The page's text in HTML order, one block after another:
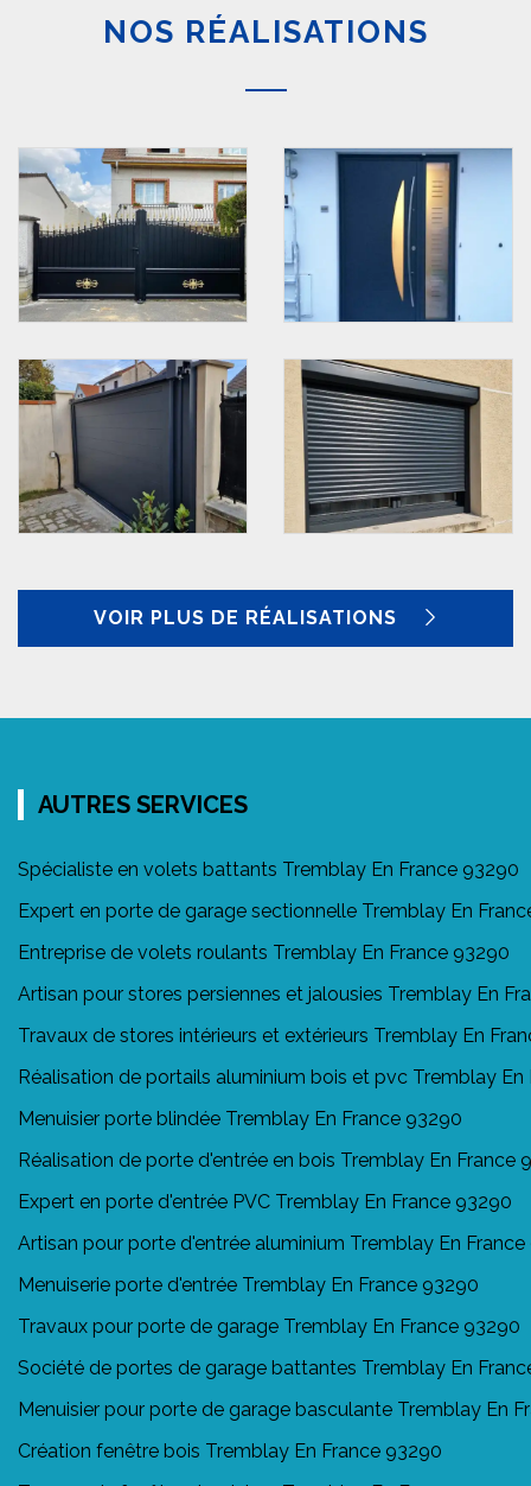
NOS RÉALISATIONS
VOIR PLUS DE RÉALISATIONS
AUTRES SERVICES
Spécialiste en volets battants Tremblay En France 93290
Expert en porte de garage sectionnelle Tremblay En
Entreprise de volets roulants Tremblay En France 93290
Artisan pour stores persiennes et jalousies Tremblay En
Travaux de stores intérieurs et extérieurs Tremblay En
Réalisation de portails aluminium bois et pvc Tremblay En
Menuisier porte blindée Tremblay En France 93290
Réalisation de porte d'entrée en bois Tremblay En France
Expert en porte d'entrée PVC Tremblay En France 93290
Artisan pour porte d'entrée aluminium Tremblay En
Menuiserie porte d'entrée Tremblay En France 93290
Travaux pour porte de garage Tremblay En France 93290
Société de portes de garage battantes Tremblay En
Menuisier pour porte de garage basculante Tremblay En
Création fenêtre bois Tremblay En France 93290